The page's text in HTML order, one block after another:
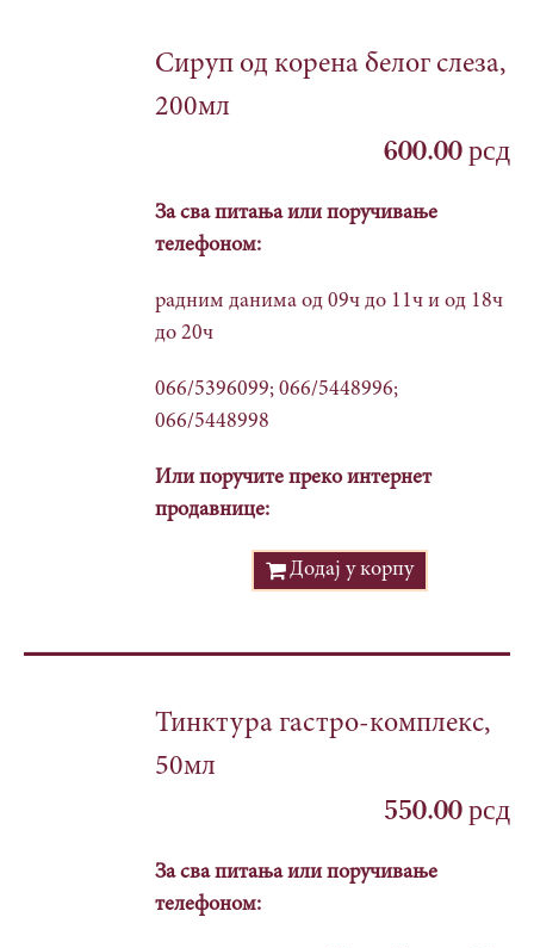
Сируп од корена белог слеза,
200мл
600.00рсд
За сва питања или поручивање
телефоном:
радним данима од 09ч до 11ч и од 18ч
до 20ч
066/5396099; 066/5448996;
066/5448998
Или поручите преко интернет
продавнице:
Додај у корпу
Тинктура гастро-комплекс,
50мл
550.00рсд
За сва питања или поручивање
телефоном: